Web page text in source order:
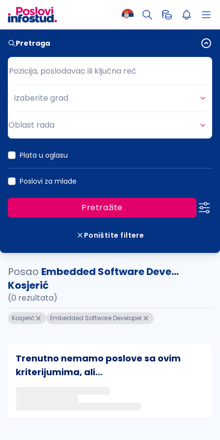
Pretraga
Pozicija, poslodavac ili ključna reč
Pozicija, poslodavac ili ključna reč
Grad
Izaberite grad
Oblast rada
Plata u oglasu
Poslovi za mlade
Pretražite
Poništite filtere
Posao Embedded Software Deve...
Kosjerić
(0 rezultata)
Kosjerić Embedded Software Developer
Trenutno nemamo poslove sa ovim
kriterijumima, ali...